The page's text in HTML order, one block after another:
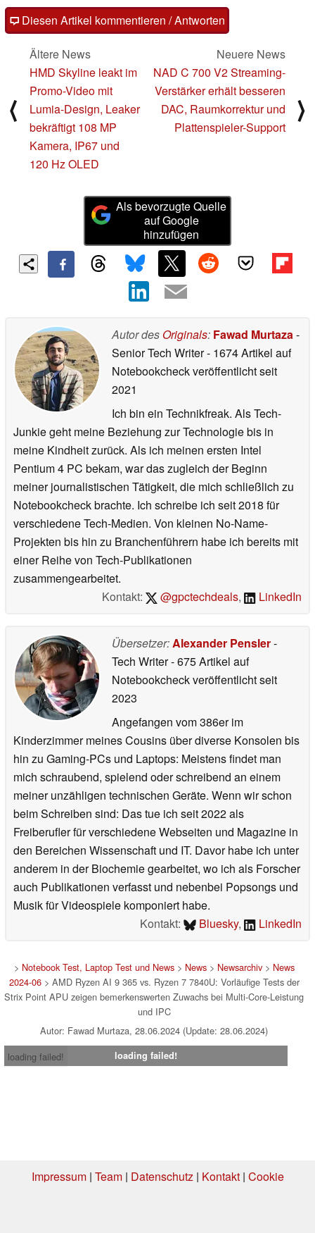
Diesen Artikel kommentieren / Antworten
⟨
Ältere News
HMD Skyline leakt im
Promo-Video mit
Lumia-Design, Leaker
bekräftigt 108 MP
Kamera, IP67 und
120 Hz OLED
Neuere News
NAD C 700 V2 Streaming-
Verstärker erhält besseren
DAC, Raumkorrektur und
Plattenspieler-Support
⟩
Als bevorzugte Quelle
auf Google
hinzufügen
Autor des Originals: Fawad Murtaza-
Senior Tech Writer- 1674 Artikel auf
Notebookcheck veröffentlichtseit
2021
Ich bin ein Technikfreak. Als Tech-
Junkie geht meine Beziehung zur Technologie bis in
meine Kindheit zurück. Als ich meinen ersten Intel
Pentium 4 PC bekam, war das zugleich der Beginn
meiner journalistischen Tätigkeit, die mich schließlich zu
Notebookcheck brachte. Ich schreibe ich seit 2018 für
verschiedene Tech-Medien. Von kleinen No-Name-
Projekten bis hin zu Branchenführern habe ich bereits mit
einer Reihe von Tech-Publikationen
zusammengearbeitet.
Kontakt:
@gpctechdeals, LinkedIn
Übersetzer:Alexander Pensler-
Tech Writer- 675 Artikel auf
Notebookcheck veröffentlichtseit
2023
Angefangen vom 386er im
Kinderzimmer meines Cousins über diverse Konsolen bis
hin zu Gaming-PCs und Laptops: Meistens findet man
mich schraubend, spielend oder schreibend an einem
meiner unzähligen technischen Geräte. Wenn wir schon
beim Schreiben sind: Das tue ich seit 2022 als
Freiberufler für verschiedene Webseiten und Magazine in
den Bereichen Wissenschaft und IT. Davor habe ich unter
anderem in der Biochemie gearbeitet, wo ich als Forscher
auch Publikationen verfasst und nebenbei Popsongs und
Musik für Videospiele komponiert habe.
Kontakt:
Bluesky, LinkedIn
> Notebook Test, Laptop Test und News> News> Newsarchiv> News
2024-06> AMD Ryzen AI 9 365 vs. Ryzen 7 7840U: Vorläufige Tests der
Strix Point APU zeigen bemerkenswerten Zuwachs bei Multi-Core-Leistung
und IPC
Autor: Fawad Murtaza, 28.06.2024 (Update: 28.06.2024)
loading failed!
loading failed!
Impressum| Team| Datenschutz| Kontakt| Cookie